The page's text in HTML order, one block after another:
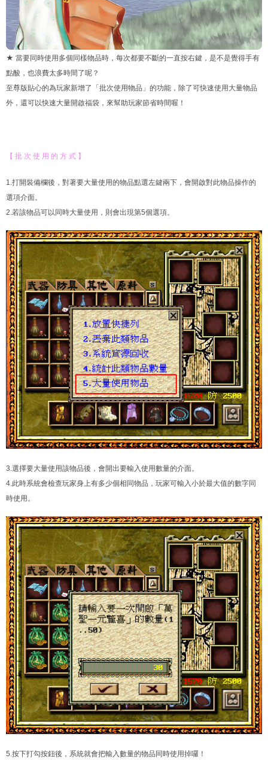
★ 當要同時使用多個同樣物品時，每次都要不斷的一直按右鍵，是不是覺得手有
點酸，也浪費太多時間了呢？
至尊版貼心的為玩家新增了「批次使用物品」的功能，除了可快速使用大量物品
外，還可以快速大量開啟福袋，來幫助玩家節省時間喔！
【 批 次 使 用 的 方 式 】
1.打開裝備欄後，對著要大量使用的物品點選左鍵兩下，會開啟對此物品操作的
選項介面。
2.若該物品可以同時大量使用，則會出現第5個選項。
3.選擇要大量使用該物品後，會開出要輸入使用數量的介面。
4.此時系統會檢查玩家身上有多少個相同物品，玩家可輸入小於最大值的數字同
時使用。
5.按下打勾按鈕後，系統就會把輸入數量的物品同時使用掉囉！